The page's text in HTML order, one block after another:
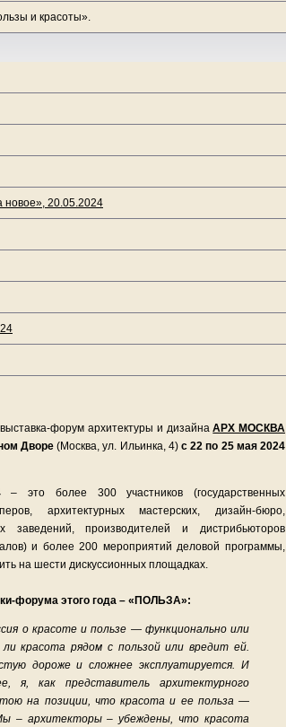
и красоты».
новое», 20.05.2024
форум архитектуры и дизайна АРХ МОСКВА
Дворе(Москва, ул. Ильинка, 4) с 22 по 25 мая 2024
– это более 300 участников (государственных
архитектурных мастерских, дизайн-бюро,
заведений, производителей и дистрибьюторов
и более 200 мероприятий деловой программы,
на шести дискуссионных площадках.
форума этого года – «ПОЛЬЗА»:
о красоте и пользе — функционально или
ли красота рядом с пользой или вредит ей.
дороже и сложнее эксплуатируется. И
я, как представитель архитектурного
на позиции, что красота и ее польза —
– архитекторы – убеждены, что красота